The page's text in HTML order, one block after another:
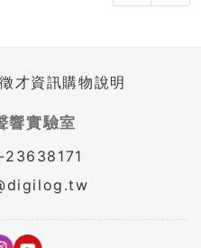
徵才資訊購物說明
響實驗室